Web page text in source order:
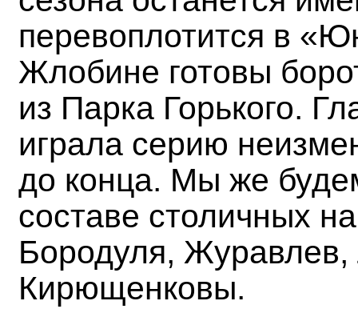
перевоплотится в
Жлобине готовы
из Парка Горького.
играла серию
до конца. Мы же
составе столичных
Бородуля, Журавлев,
Кирющенковы.